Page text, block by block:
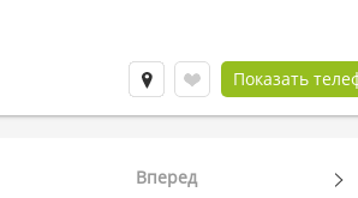
Показать
Вперед